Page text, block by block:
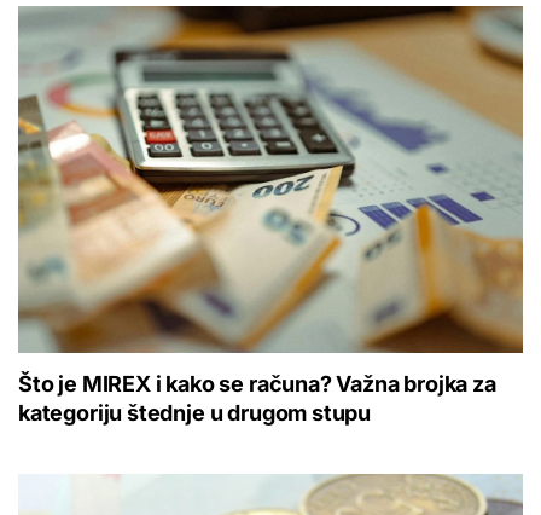
Što je MIREX i kako se računa? Važna brojka za
kategoriju štednje u drugom stupu